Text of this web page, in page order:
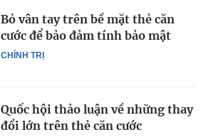
CHÍNH TRỊ
Bỏ vân tay trên bề mặt thẻ căn
cước để bảo đảm tính bảo mật
Quốc hội thảo luận về những thay
đổi lớn trên thẻ căn cước